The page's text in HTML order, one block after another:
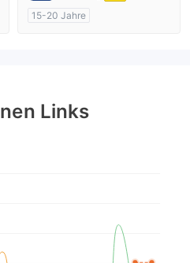
15-20 Jahre
Links